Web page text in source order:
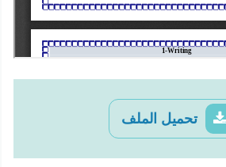
تحميل الملف